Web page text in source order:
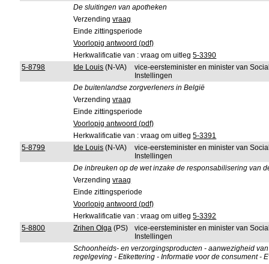
De sluitingen van apotheken
Verzendingvraag
Einde zittingsperiode
Voorlopig antwoord (pdf)
Herkwalificatie van : vraag om uitleg5-3390
5-8798
Ide Louis (N-VA)
vice-eersteminister en minister van
Instellingen
De buitenlandse zorgverleners in België
Verzendingvraag
Einde zittingsperiode
Voorlopig antwoord (pdf)
Herkwalificatie van : vraag om uitleg5-3391
5-8799
Ide Louis (N-VA)
vice-eersteminister en minister van
Instellingen
De inbreuken op de wet inzake de responsabilisering van
Verzendingvraag
Einde zittingsperiode
Voorlopig antwoord (pdf)
Herkwalificatie van : vraag om uitleg5-3392
5-8800
Zrihen Olga (PS)
vice-eersteminister en minister van
Instellingen
Schoonheids- en verzorgingsproducten - aanwezigheid
regelgeving - Etikettering - Informatie voor de consument -